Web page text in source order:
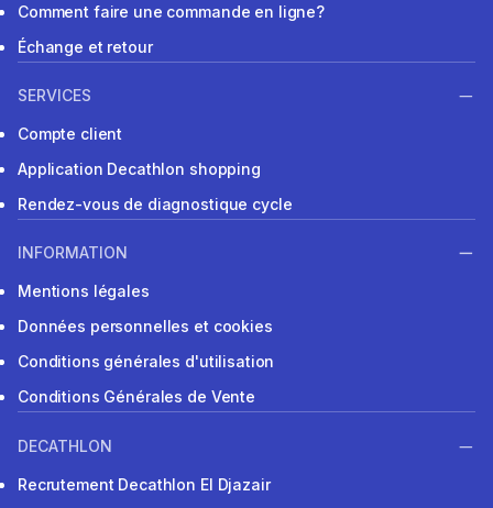
Comment faire une commande en ligne?
Échange et retour
SERVICES
Compte client
Application Decathlon shopping
Rendez-vous de diagnostique cycle
INFORMATION
Mentions légales
Données personnelles et cookies
Conditions générales d'utilisation
Conditions Générales de Vente
DECATHLON
Recrutement Decathlon El Djazair